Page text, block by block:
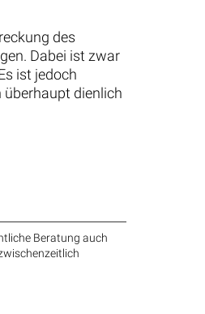
des
Dabei ist zwar
ist jedoch
überhaupt dienlich
Beratung auch